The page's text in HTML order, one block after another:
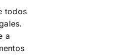
todos
a